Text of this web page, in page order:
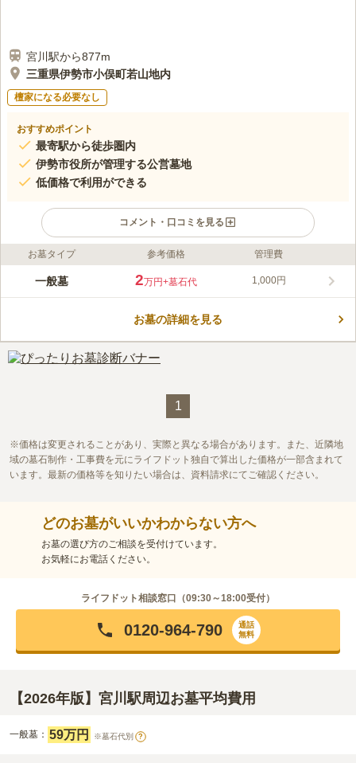
宮川駅から877m
三重県伊勢市小俣町若山地内
檀家になる必要なし
おすすめポイント
最寄駅から徒歩圏内
伊勢市役所が管理する公営墓地
低価格で利用ができる
コメント・口コミを見る
ライフドット編集部のコメント
宗旨・宗派不問でお墓を建てることができる、伊勢市の公営墓地
く、安心して地元で眠ることができます。 年間の管理費が1,000
迷惑をかけない、安心のポイントです。
口コミ評価
お墓タイプ 参考価格 管理費
一般墓 2万円+墓石代 1,000円
お墓の詳細を見る
1
価格は変更されることがあり、実際と異なる場合があります。また、近隣地
域の墓石制作・工事費を元にライフドット独自で算出した価格が一部含まれて
います。最新の価格等を知りたい場合は、資料請求にてご確認ください。
どのお墓がいいかわからない方へ
お墓の選び方のご相談を受付けています。
お気軽にお電話ください。
ライフドット相談窓口（09:30～18:00受付）
0120-964-790
通話
無料
【2026年版】宮川駅周辺お墓平均費用
一般墓： 59万円 ※墓石代別 ?